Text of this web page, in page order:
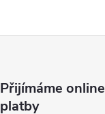
Přijímáme online
platby